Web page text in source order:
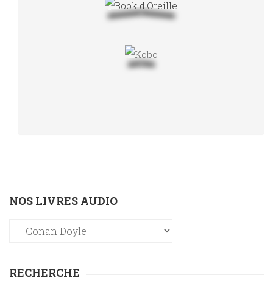
NOS LIVRES AUDIO
RECHERCHE